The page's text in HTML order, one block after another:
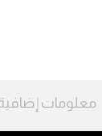
معلومات